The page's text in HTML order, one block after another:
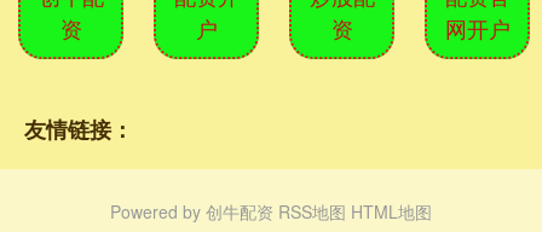
资
户
资
网开户
友情链接：
Powered by 创牛配资 RSS地图 HTML地图